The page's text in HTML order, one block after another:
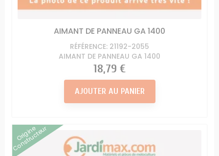
AIMANT DE PANNEAU GA 1400
RÉFÉRENCE: 21192-2055
AIMANT DE PANNEAU GA 1400
Prix
18,79 €
AJOUTER AU PANIER
Origine
Constructeur